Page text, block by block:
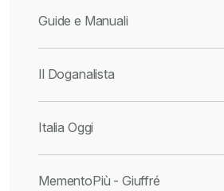
Guide e Manuali
Il Doganalista
Italia Oggi
MementoPiù - Giuffré